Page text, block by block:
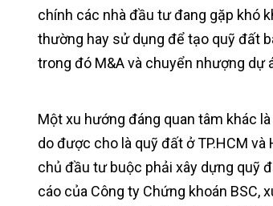
chính các nhà đầu tư đang gặp khó
thường hay sử dụng để tạo quỹ đất
trong đó M&A và chuyển nhượng
Một xu hướng đáng quan tâm khác
do được cho là quỹ đất ở TP.HCM
chủ đầu tư buộc phải xây dựng quỹ
cáo của Công ty Chứng khoán BSC,